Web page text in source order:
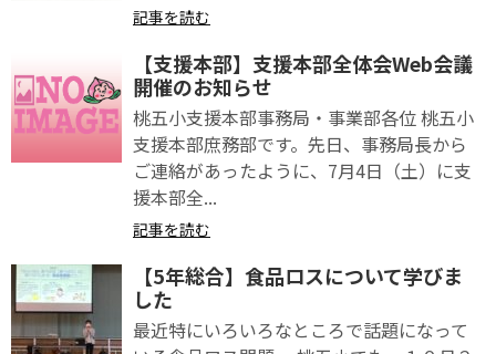
記事を読む
【支援本部】支援本部全体会Web会議
開催のお知らせ
桃五小支援本部事務局・事業部各位 桃五小
支援本部庶務部です。先日、事務局長から
ご連絡があったように、7月4日（土）に支
援本部全...
記事を読む
【5年総合】食品ロスについて学びま
した
最近特にいろいろなところで話題になって